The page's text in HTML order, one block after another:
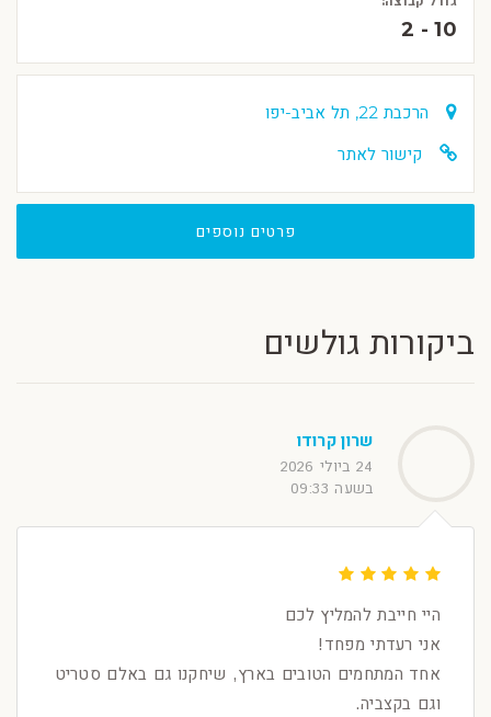
2 - 10
הרכבת 22, תל אביב-יפו
קישור לאתר
פרטים נוספים
ביקורות גולשים
שרון קרודו
24 ביולי 2026
בשעה 09:33
היי חייבת להמליץ לכם
אני רעדתי מפחד!
אחד המתחמים הטובים בארץ, שיחקנו גם באלם סטריט
וגם בקצביה.